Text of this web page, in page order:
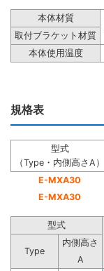
本体材質
取付ブラケット材質
本体使用温度
規格表
型式
（Type・内側高さA）
E-MXA30
E-MXA30
型式
Type
内側高さ
A